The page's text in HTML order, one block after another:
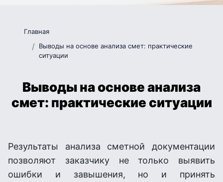
Главная
Выводы на основе анализа смет: практические
ситуации
Выводы на основе анализа
смет: практические ситуации
Результаты анализа сметной документации
позволяют заказчику не только выявить
ошибки и завышения, но и принять